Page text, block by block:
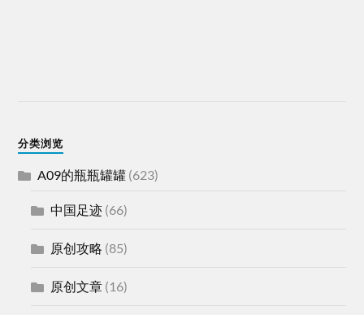
分类浏览
A09的瓶瓶罐罐 (623)
中国足迹 (66)
原创攻略 (85)
原创文章 (16)